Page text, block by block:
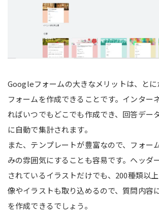
Googleフォームの大きなメリットは、とに
フォームを作成できることです。インター
ればいつでもどこでも作成でき、回答デー
に自動で集計されます。
また、テンプレートが豊富なので、フォー
みの雰囲気にすることも容易です。ヘッダ
されているイラストだけでも、200種類以
像やイラストも取り込めるので、質問内容
を作成できるでしょう。